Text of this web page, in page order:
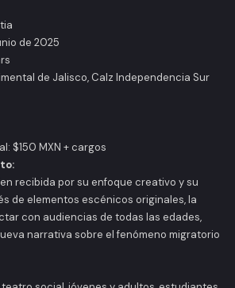
de 2025
de Jalisco, Calz Independencia Sur
$150 MXN + cargos
recibida por su enfoque creativo y su
de elementos escénicos originales, la
con audiencias de todas las edades,
narrativa sobre el fenómeno migratorio